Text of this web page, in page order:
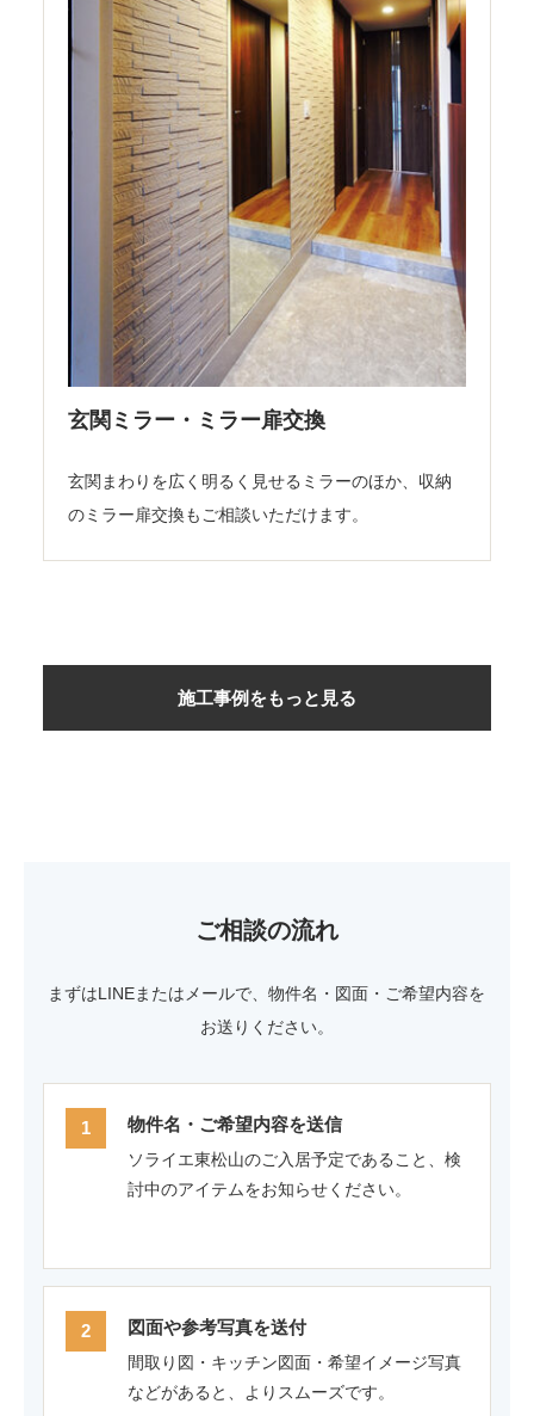
玄関ミラー・ミラー扉交換
玄関まわりを広く明るく見せるミラーのほか、収納
のミラー扉交換もご相談いただけます。
施工事例をもっと見る
ご相談の流れ
まずはLINEまたはメールで、物件名・図面・ご希望内容を
お送りください。
物件名・ご希望内容を送信
ソライエ東松山のご入居予定であること、検
討中のアイテムをお知らせください。
図面や参考写真を送付
間取り図・キッチン図面・希望イメージ写真
などがあると、よりスムーズです。